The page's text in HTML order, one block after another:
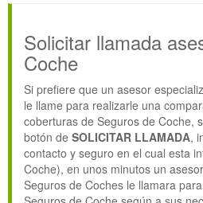
Solicitar llamada
Coche
Si prefiere que un asesor
le llame para realizarle una
coberturas de Seguros de Coche,
botón de SOLICITAR LLAMADA,
contacto y seguro en el cual esta
Coche), en unos minutos un
Seguros de Coches le llamara